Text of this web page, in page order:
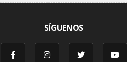
SÍGUENOS